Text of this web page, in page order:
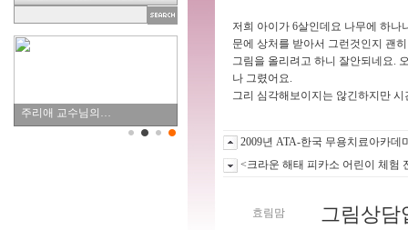
주리애 교수님의…
저희 아이가 6살인데요 나무에 하
문에 상처를 받아서 그런것인지 괜
그림을 올리려고 하니 잘안되네요.
나 그렸어요.
그리 심각해보이지는 않긴하지만
2009년 ATA-한국 무용치료아카데
<크라운 해태 피카소 어린이 체험
효림맘 그림상담